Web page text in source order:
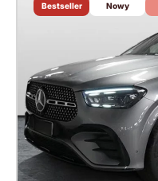
Bestseller Nowy